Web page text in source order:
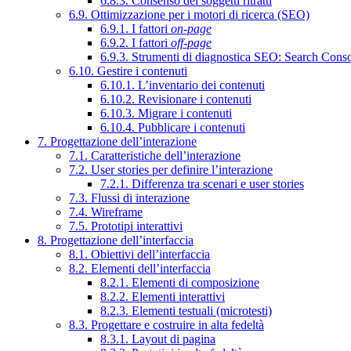
6.9. Ottimizzazione per i motori di ricerca (SEO)
6.9.1. I fattori on-page
6.9.2. I fattori off-page
6.9.3. Strumenti di diagnostica SEO: Search
6.10. Gestire i contenuti
6.10.1. L’inventario dei contenuti
6.10.2. Revisionare i contenuti
6.10.3. Migrare i contenuti
6.10.4. Pubblicare i contenuti
7. Progettazione dell’interazione
7.1. Caratteristiche dell’interazione
7.2. User stories per definire l’interazione
7.2.1. Differenza tra scenari e user stories
7.3. Flussi di interazione
7.4. Wireframe
7.5. Prototipi interattivi
8. Progettazione dell’interfaccia
8.1. Obiettivi dell’interfaccia
8.2. Elementi dell’interfaccia
8.2.1. Elementi di composizione
8.2.2. Elementi interattivi
8.2.3. Elementi testuali (microtesti)
8.3. Progettare e costruire in alta fedeltà
8.3.1. Layout di pagina